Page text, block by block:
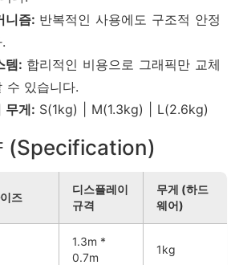
니즘: 반복적인 사용에도 구조적 안정
템: 합리적인 비용으로 그래픽만 교체
수 있습니다.
무게: S(1kg) | M(1.3kg) | L(2.6kg)
(Specification)
즈
디스플레이
규격
무게 (하드
웨어)
1.3m *
0.7m
1kg